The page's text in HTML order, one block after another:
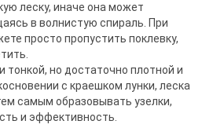
леску, иначе она может
в волнистую спираль. При
просто пропустить поклевку,
тонкой, но достаточно плотной и
с краешком лунки, леска
самым образовывать узелки,
и эффективность.